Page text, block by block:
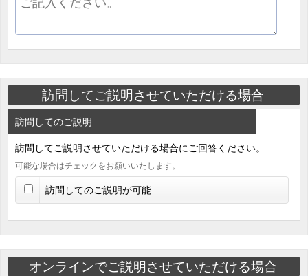
訪問してご説明させていただける場合
訪問してのご説明
訪問してご説明させていただける場合にご回答ください。
可能な場合はチェックをお願いいたします。
訪問してのご説明が可能
オンラインでご説明させていただける場合